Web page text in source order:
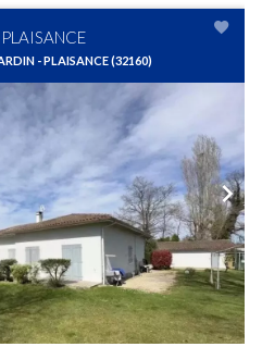
- PLAISANCE (32160)